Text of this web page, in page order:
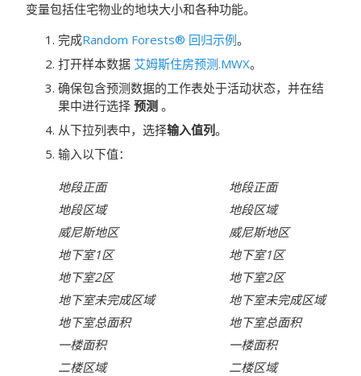
变量包括住宅物业的地块大小和各种功能。
完成Random Forests® 回归示例。
打开样本数据 艾姆斯住房预测.MWX。
确保包含预测数据的工作表处于活动状态，并在结
果中进行选择 预测 。
从下拉列表中，选择输入值列。
输入以下值：
地段正面
地段正面
地段区域
地段区域
威尼斯地区
威尼斯地区
地下室1区
地下室1区
地下室2区
地下室2区
地下室未完成区域
地下室未完成区域
地下室总面积
地下室总面积
一楼面积
一楼面积
二楼区域
二楼区域